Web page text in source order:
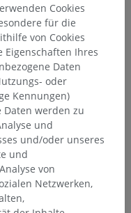
Cookies
für die
von Cookies
Ihres
Daten
oder
Kennungen)
werden zu
und
und/oder unseres
und
von
Netzwerken,